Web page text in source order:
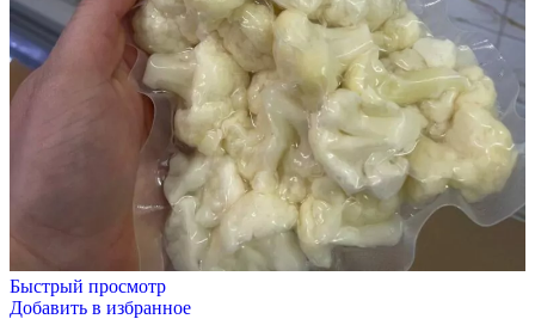
Быстрый просмотр
Добавить в избранное